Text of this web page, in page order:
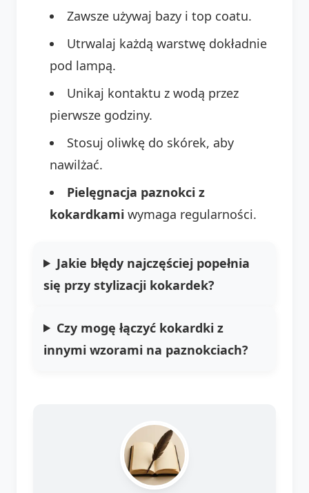
Zawsze używaj bazy i top coatu.
Utrwalaj każdą warstwę dokładnie
pod lampą.
Unikaj kontaktu z wodą przez
pierwsze godziny.
Stosuj oliwkę do skórek, aby
nawilżać.
Pielęgnacja paznokci z
kokardkami wymaga regularności.
Jakie błędy najczęściej popełnia
się przy stylizacji kokardek?
Czy mogę łączyć kokardki z
innymi wzorami na paznokciach?